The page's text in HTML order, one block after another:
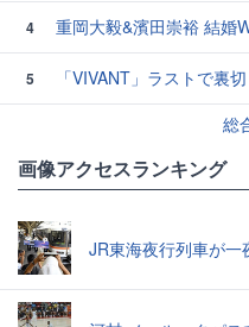
4 重岡大毅&濱田崇裕 結婚
5
「VIVANT」ラストで裏
総
画像アクセスランキング
JR東海夜行列車が一